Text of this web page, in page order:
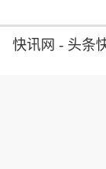
快讯网 - 头条